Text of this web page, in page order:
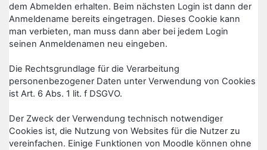
dem Abmelden erhalten. Beim nächsten Login ist dann der
Anmeldename bereits eingetragen. Dieses Cookie kann
man verbieten, man muss dann aber bei jedem Login
seinen Anmeldenamen neu eingeben.
Die Rechtsgrundlage für die Verarbeitung
personenbezogener Daten unter Verwendung von Cookies
ist Art. 6 Abs. 1 lit. f DSGVO.
Der Zweck der Verwendung technisch notwendiger
Cookies ist, die Nutzung von Websites für die Nutzer zu
vereinfachen. Einige Funktionen von Moodle können ohne